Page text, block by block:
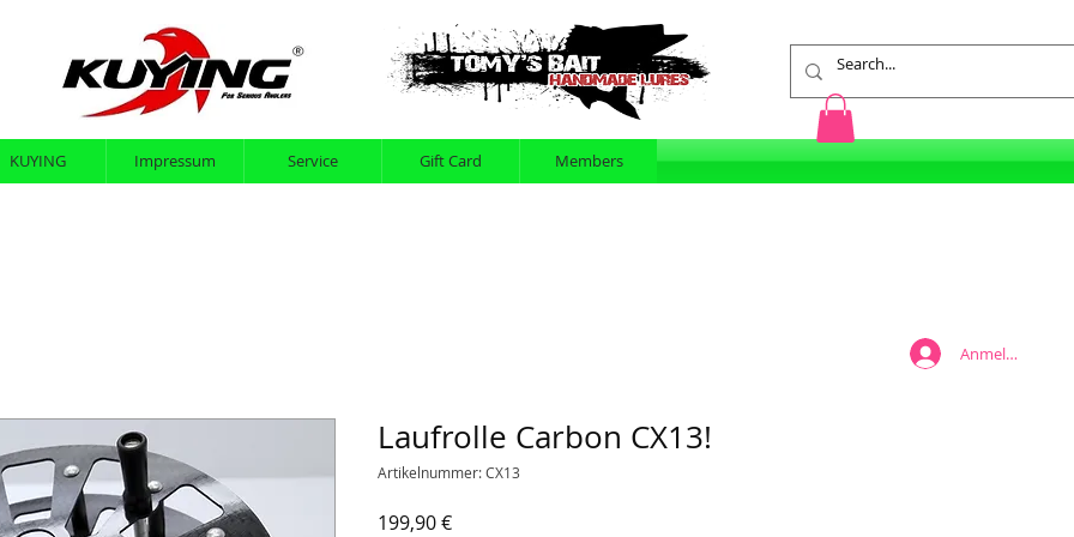
KUYING Impressum Service Gift Card Members
Anmelden
Laufrolle Carbon CX13!
Artikelnummer: CX13
199,90 €Preis